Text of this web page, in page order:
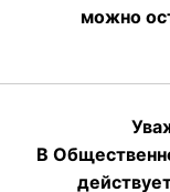
можно
В